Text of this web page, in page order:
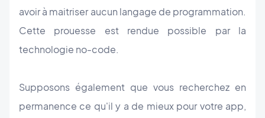
avoir à maitriser aucun langage de programmation.
Cette prouesse est rendue possible par la
technologie no-code.
Supposons également que vous recherchez en
permanence ce qu'il y a de mieux pour votre app,